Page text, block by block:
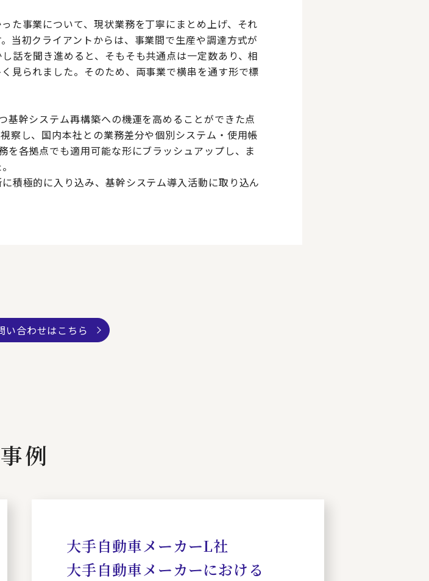
た事業について、現状業務を丁寧にまとめ上げ、それ
当初クライアントからは、事業間で生産や調達方式が
話を聞き進めると、そもそも共通点は一定数あり、相
見られました。そのため、両事業で横串を通す形で標
幹システム再構築への機運を高めることができた点
察し、国内本社との業務差分や個別システム・使用帳
各拠点でも適用可能な形にブラッシュアップし、ま
積極的に入り込み、基幹システム導入活動に取り込ん
い合わせはこちら
例
大手自動車メーカーL社
大手自動車メーカーにおける